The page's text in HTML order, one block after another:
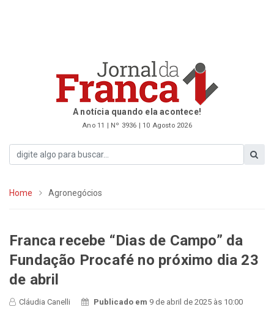
A notícia quando ela acontece!
Ano 11 | Nº 3936 | 10 Agosto 2026
Home Agronegócios
Franca recebe “Dias de Campo” da
Fundação Procafé no próximo dia 23
de abril
Cláudia Canelli Publicado em 9 de abril de 2025 às 10:00